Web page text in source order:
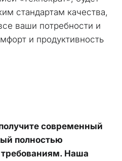
стандартам качества,
ваши потребности и
и продуктивность
современный
полностью
Наша